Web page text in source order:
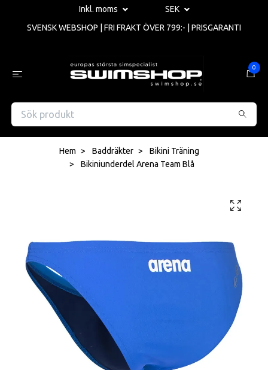
Inkl. moms
SEK
SVENSK WEBSHOP | FRI FRAKT ÖVER 799:- | PRISGARANTI
0
Hem Baddräkter
Bikini Träning
Bikiniunderdel Arena Team Blå